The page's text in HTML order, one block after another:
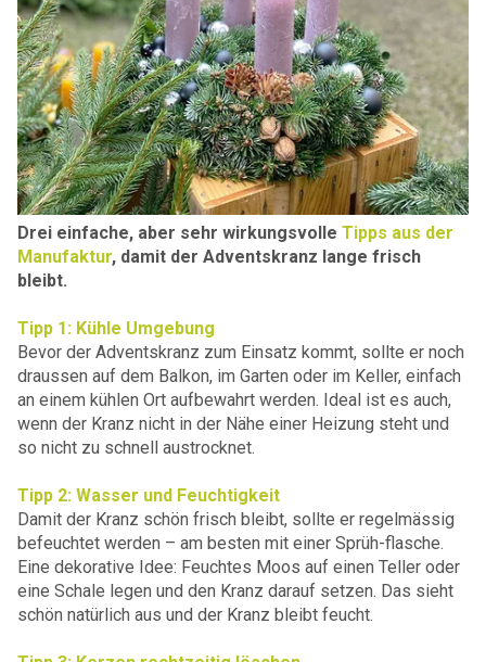
Drei einfache, aber sehr wirkungsvolle Tipps aus der
Manufaktur, damit der Adventskranz lange frisch
bleibt.
Tipp 1: Kühle Umgebung
Bevor der Adventskranz zum Einsatz kommt, sollte er noch
draussen auf dem Balkon, im Garten oder im Keller, einfach
an einem kühlen Ort aufbewahrt werden. Ideal ist es auch,
wenn der Kranz nicht in der Nähe einer Heizung steht und
so nicht zu schnell austrocknet.
Tipp 2: Wasser und Feuchtigkeit
Damit der Kranz schön frisch bleibt, sollte er regelmässig
befeuchtet werden – am besten mit einer Sprüh-flasche.
Eine dekorative Idee: Feuchtes Moos auf einen Teller oder
eine Schale legen und den Kranz darauf setzen. Das sieht
schön natürlich aus und der Kranz bleibt feucht.